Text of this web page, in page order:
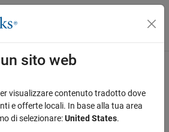
menu di navigazione
white space from string in
sito web
visualizzare contenuto tradotto dove
e offerte locali. In base alla tua area
di selezionare:United States.